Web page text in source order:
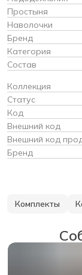
Простыня
Наволочки
Бренд
Категория
Состав
Коллекция
Статус
Код
Внешний код
Внешний код
Бренд
Комплекты